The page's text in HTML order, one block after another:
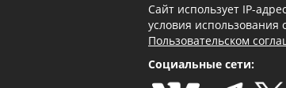
Сайт использует IP-
условия использования
Пользовательском
Социальные сети: